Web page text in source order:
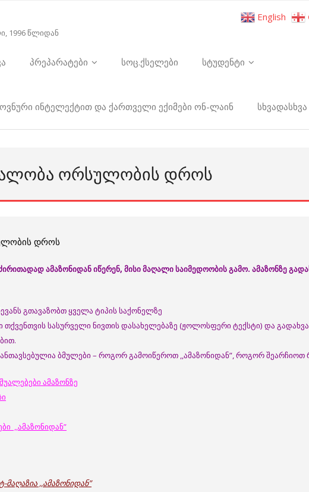
1996 წლიდან
პრეპარატები სოც.ქსელები სტუდენტი
ინტელექტით და ქართველი ექიმები ონ-ლაინ სხვადასხვა
ᲝᲠᲡᲣᲚᲝᲑᲘᲡ ᲓᲠᲝᲡ
დროს
ამაზონიდან იწერენ, მისი მაღალი საიმედოობის გამო. ამაზონზე
გთავაზობთ ყველა ტიპის საქონელზე
სასურველი ნივთის დასახელებაზე (ჟოლოსფერი ტექსტი) და
ბმულები – როგორ გამოიწეროთ ,,ამაზონიდან”, როგორ შეარჩიოთ
ამაზონზე
,,ამაზონიდან”
,,ამაზონიდან”
English